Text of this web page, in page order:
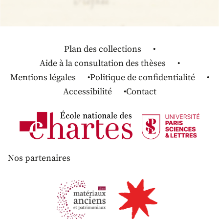
Plan des collections
Aide à la consultation des thèses
Mentions légales
Politique de confidentialité
Accessibilité
Contact
Nos partenaires